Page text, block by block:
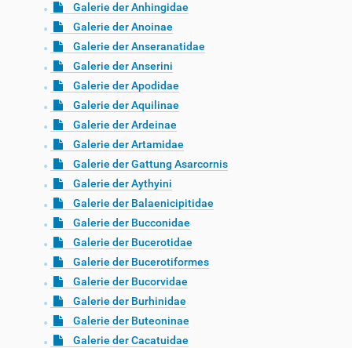
Galerie der Anhingidae
Galerie der Anoinae
Galerie der Anseranatidae
Galerie der Anserini
Galerie der Apodidae
Galerie der Aquilinae
Galerie der Ardeinae
Galerie der Artamidae
Galerie der Gattung Asarcornis
Galerie der Aythyini
Galerie der Balaenicipitidae
Galerie der Bucconidae
Galerie der Bucerotidae
Galerie der Bucerotiformes
Galerie der Bucorvidae
Galerie der Burhinidae
Galerie der Buteoninae
Galerie der Cacatuidae